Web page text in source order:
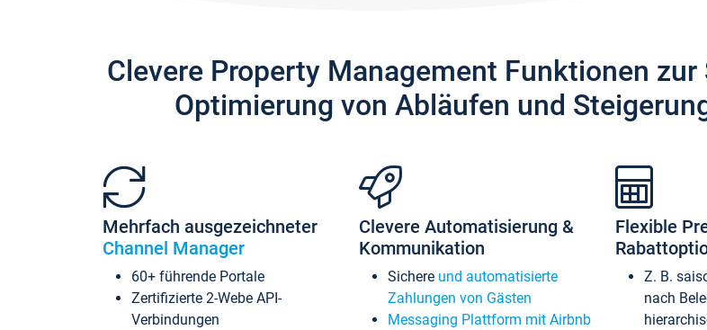
Clevere Property Management Funktionen
Optimierung von Abläufen und
Mehrfach ausgezeichneter
Channel Manager
60+ führende Portale
Zertifizierte 2-Webe API-
Verbindungen
Clevere Automatisierung &
Kommunikation
Sichere und automatisierte
Zahlungen von Gästen
Messaging Plattform mit Airbnb
Flexible
Z. B.
nach